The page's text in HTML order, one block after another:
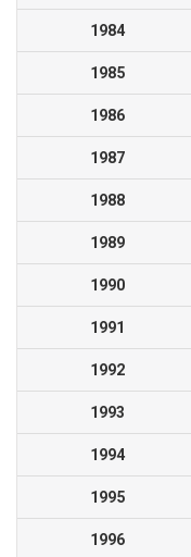
1984
1985
1986
1987
1988
1989
1990
1991
1992
1993
1994
1995
1996